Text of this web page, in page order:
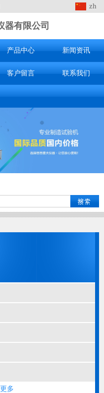
zh
器有限公司
产品中心 新闻资讯
客户留言 联系我们
多